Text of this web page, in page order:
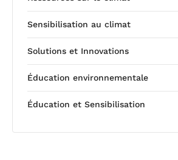
Sensibilisation au climat
Solutions et Innovations
Éducation environnementale
Éducation et Sensibilisation